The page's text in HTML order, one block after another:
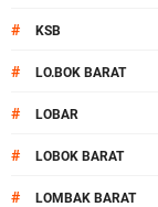
# KSB
# LO.BOK BARAT
# LOBAR
# LOBOK BARAT
# LOMBAK BARAT